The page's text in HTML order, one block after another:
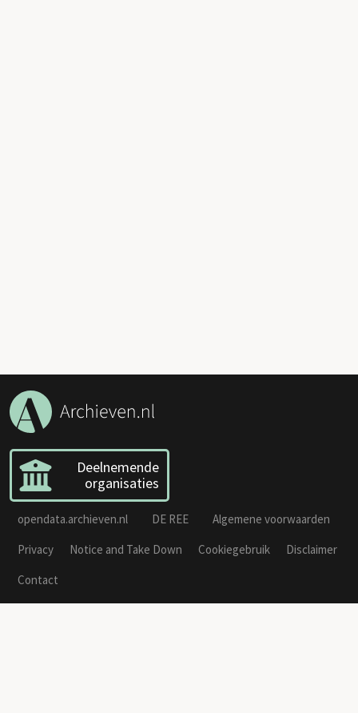
Deelnemende
organisaties
opendata.archieven.nl DE REE
Algemene voorwaarden
Privacy
Notice and Take Down Cookiegebruik
Disclaimer
Contact